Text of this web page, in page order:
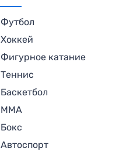
Футбол
Хоккей
Фигурное катание
Теннис
Баскетбол
MMA
Бокс
Автоспорт